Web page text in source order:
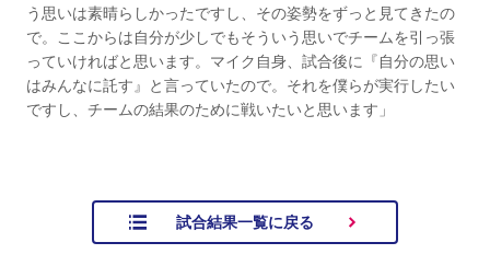
う思いは素晴らしかったですし、その姿勢をずっと見てきたの
で。ここからは自分が少しでもそういう思いでチームを引っ張
っていければと思います。マイク自身、試合後に『自分の思い
はみんなに託す』と言っていたので。それを僕らが実行したい
ですし、チームの結果のために戦いたいと思います」
試合結果一覧に戻る